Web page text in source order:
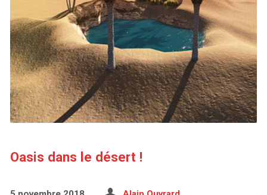
Oasis dans le désert !